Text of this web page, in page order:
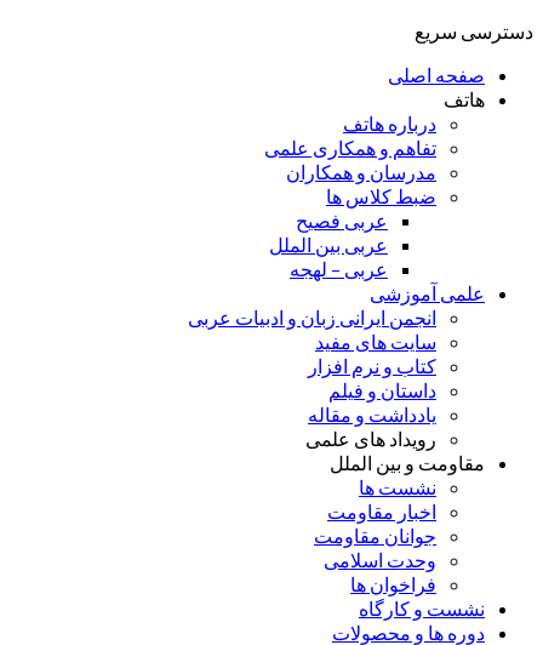
دسترسی سریع
صفحه اصلی
هاتف
درباره هاتف
تفاهم و همکاری علمی
مدرسان و همکاران
ضبط کلاس ها
عربی فصیح
عربی بین الملل
عربی – لهجه
علمی آموزشی
انجمن ایرانی زبان و ادبیات عربی
سایت های مفید
کتاب و نرم افزار
داستان و فیلم
یادداشت و مقاله
رویداد های علمی
مقاومت و بین الملل
نشست ها
اخبار مقاومت
جوانان مقاومت
وحدت اسلامی
فراخوان ها
نشست و کارگاه
دوره ها و محصولات